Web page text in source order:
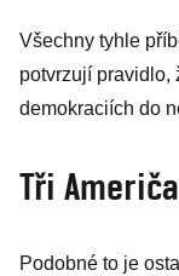
Všechny tyhle
potvrzují pravidlo,
demokraciích do
Tři
Podobné to je